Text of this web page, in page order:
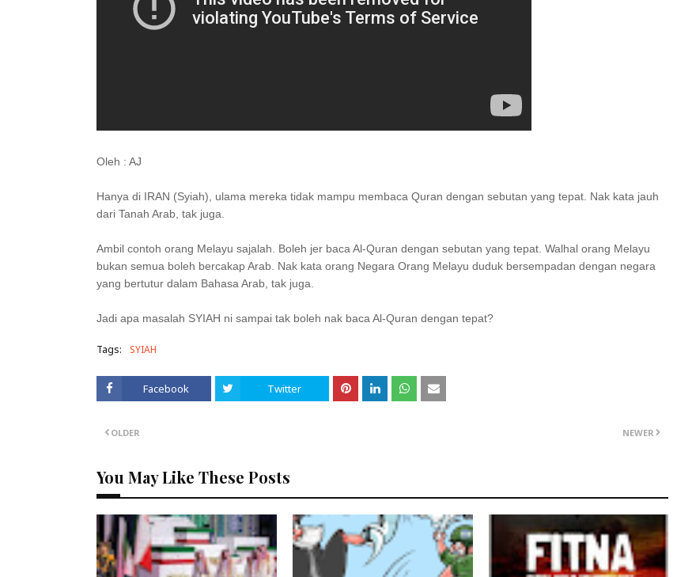
Oleh : AJ
Hanya di IRAN (Syiah), ulama mereka tidak mampu membaca Quran dengan sebutan yang tepat. Nak kata jauh
dari Tanah Arab, tak juga.
Ambil contoh orang Melayu sajalah. Boleh jer baca Al-Quran dengan sebutan yang tepat. Walhal orang Melayu
bukan semua boleh bercakap Arab. Nak kata orang Negara Orang Melayu duduk bersempadan dengan negara
yang bertutur dalam Bahasa Arab, tak juga.
Jadi apa masalah SYIAH ni sampai tak boleh nak baca Al-Quran dengan tepat?
Tags: SYIAH
Facebook Twitter
NEWER
OLDER
You May Like These Posts